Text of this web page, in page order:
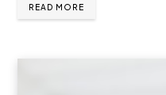
READ MORE